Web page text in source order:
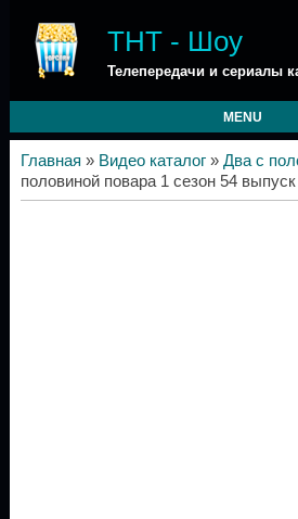
ТНТ - Шоу
Телепередачи и сериалы
MENU
Главная » Видео каталог» Два с
половиной повара 1 сезон 54 выпуск